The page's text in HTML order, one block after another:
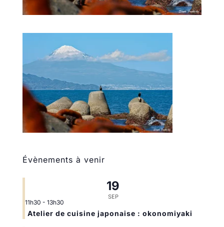
Évènements à venir
19
SEP
11h30 - 13h30
Atelier de cuisine japonaise : okonomiyaki